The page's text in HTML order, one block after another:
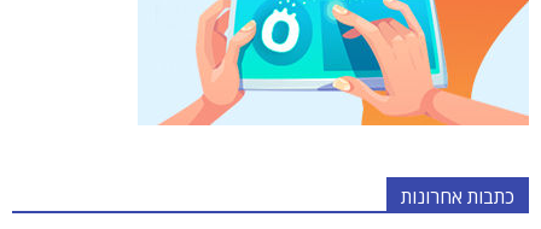
כתבות אחרונות